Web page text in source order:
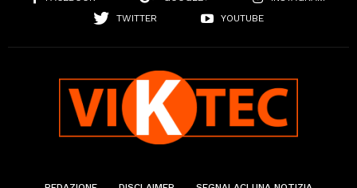
TWITTER
YOUTUBE